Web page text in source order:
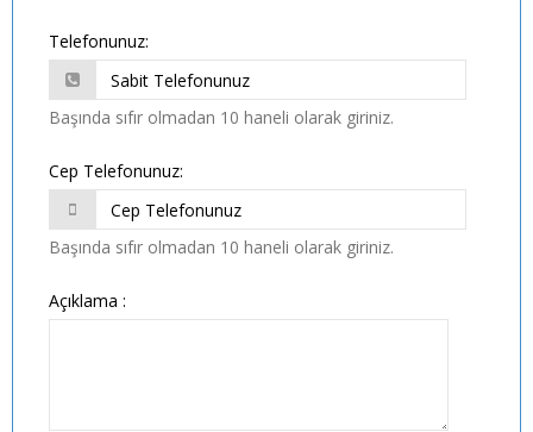
Telefonunuz:
Başında sıfır olmadan 10 haneli olarak giriniz.
Cep Telefonunuz:
Başında sıfır olmadan 10 haneli olarak giriniz.
Açıklama :